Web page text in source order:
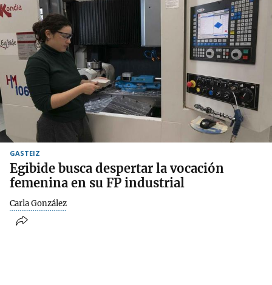
GASTEIZ
Egibide busca despertar la vocación
femenina en su FP industrial
Carla González